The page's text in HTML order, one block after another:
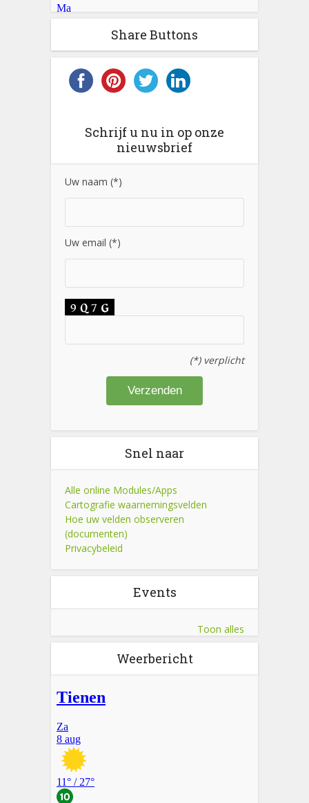
Share Buttons
Schrijf u nu in op onze
nieuwsbrief
Uw naam (*)
Uw email (*)
(*) verplicht
Snel naar
Alle online Modules/Apps
Cartografie waarnemingsvelden
Hoe uw velden observeren
(documenten)
Privacybeleid
Events
Toon alles
Weerbericht